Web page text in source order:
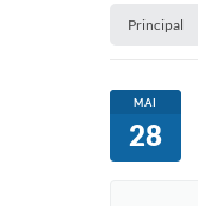
Principal
MAI
28